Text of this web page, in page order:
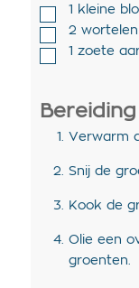
1
kleine
2 wortelen
1 zoete
Bereiding
Verwarm
Snij de
Kook de
Olie een
groenten.